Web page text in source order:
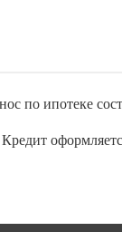
по ипотеке